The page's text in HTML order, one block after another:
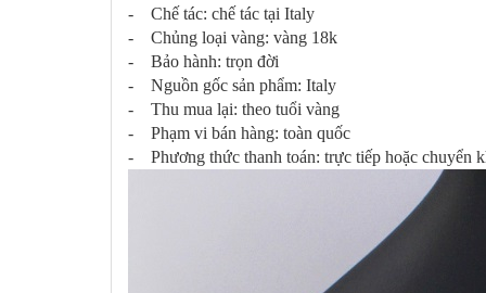
- Chế tác: chế tác tại Italy
- Chủng loại vàng: vàng 18k
- Bảo hành: trọn đời
- Nguồn gốc sản phẩm: Italy
- Thu mua lại: theo tuổi vàng
- Phạm vi bán hàng: toàn quốc
- Phương thức thanh toán: trực tiếp hoặc chuyển